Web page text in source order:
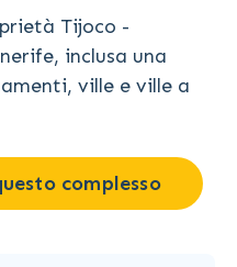
Tijoco -
inclusa una
ville e ville a
complesso